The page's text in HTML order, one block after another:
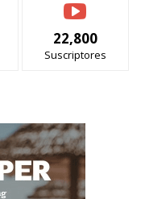
22,800
Suscriptores